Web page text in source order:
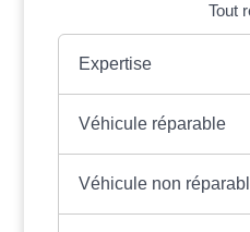
Tout
Expertise
Véhicule réparable
Véhicule non